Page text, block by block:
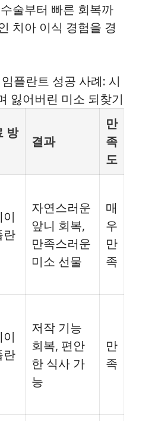
술부터 빠른 회복까
치아 이식 경험을 경
플란트 성공 사례: 시
잃어버린 미소 되찾기
방
결과
만
족
도
란
자연스러운
앞니 회복,
만족스러운
미소 선물
매
우
만
족
란
저작 기능
회복, 편안
한 식사 가
능
만
족